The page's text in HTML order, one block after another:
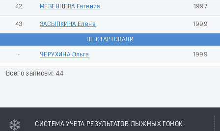
42 МЕЗЕНЦЕВА Евгения 1997
43 ЗАСЫПКИНА Елена 1999
НЕ СТАРТОВАЛИ
- ЧЕРУХИНА Ольга 1999
Всего записей: 44
СИСТЕМА УЧЕТА РЕЗУЛЬТАТОВ ЛЫЖНЫХ ГОНОК